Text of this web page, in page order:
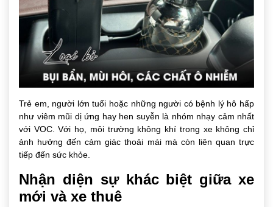
Trẻ em, người lớn tuổi hoặc những người có bệnh lý hô hấp
như viêm mũi dị ứng hay hen suyễn là nhóm nhạy cảm nhất
với VOC. Với họ, môi trường không khí trong xe không chỉ
ảnh hưởng đến cảm giác thoải mái mà còn liên quan trực
tiếp đến sức khỏe.
Nhận diện sự khác biệt giữa xe
mới và xe thuê